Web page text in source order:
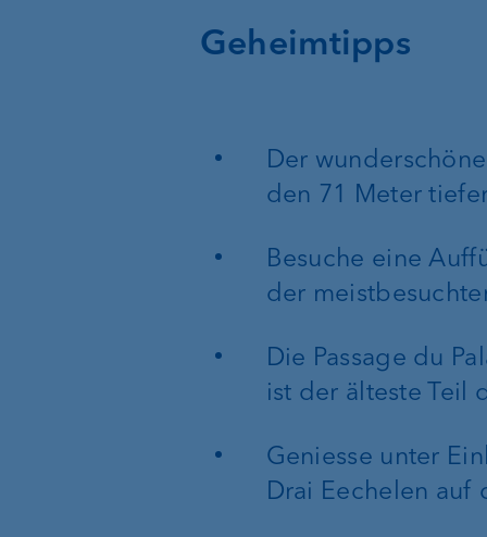
Geheimtipps
Der
den 71 Meter
Besuche eine
der
Die Passage du
ist der älteste Teil
Geniesse unter
Drai Eechelen auf